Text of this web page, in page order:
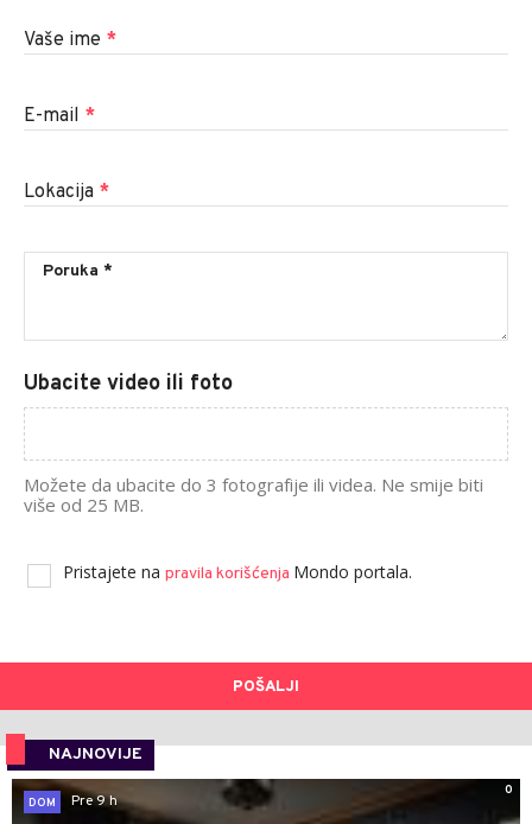
Vaše ime *
E-mail *
Lokacija *
Ubacite video ili foto
Možete da ubacite do 3 fotografije ili videa. Ne smije biti
više od 25 MB.
Pristajete na pravila korišćenja Mondo portala.
POŠALJI
NAJNOVIJE
0
DOM
Pre 9 h